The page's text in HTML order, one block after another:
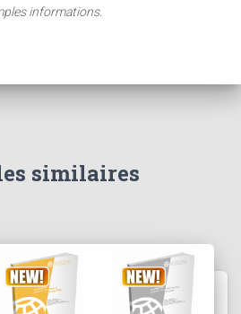
informations.
similaires